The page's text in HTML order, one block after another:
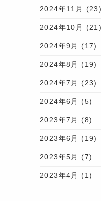
2024年11月 (23)
2024年10月 (21)
2024年9月 (17)
2024年8月 (19)
2024年7月 (23)
2024年6月 (5)
2023年7月 (8)
2023年6月 (19)
2023年5月 (7)
2023年4月 (1)